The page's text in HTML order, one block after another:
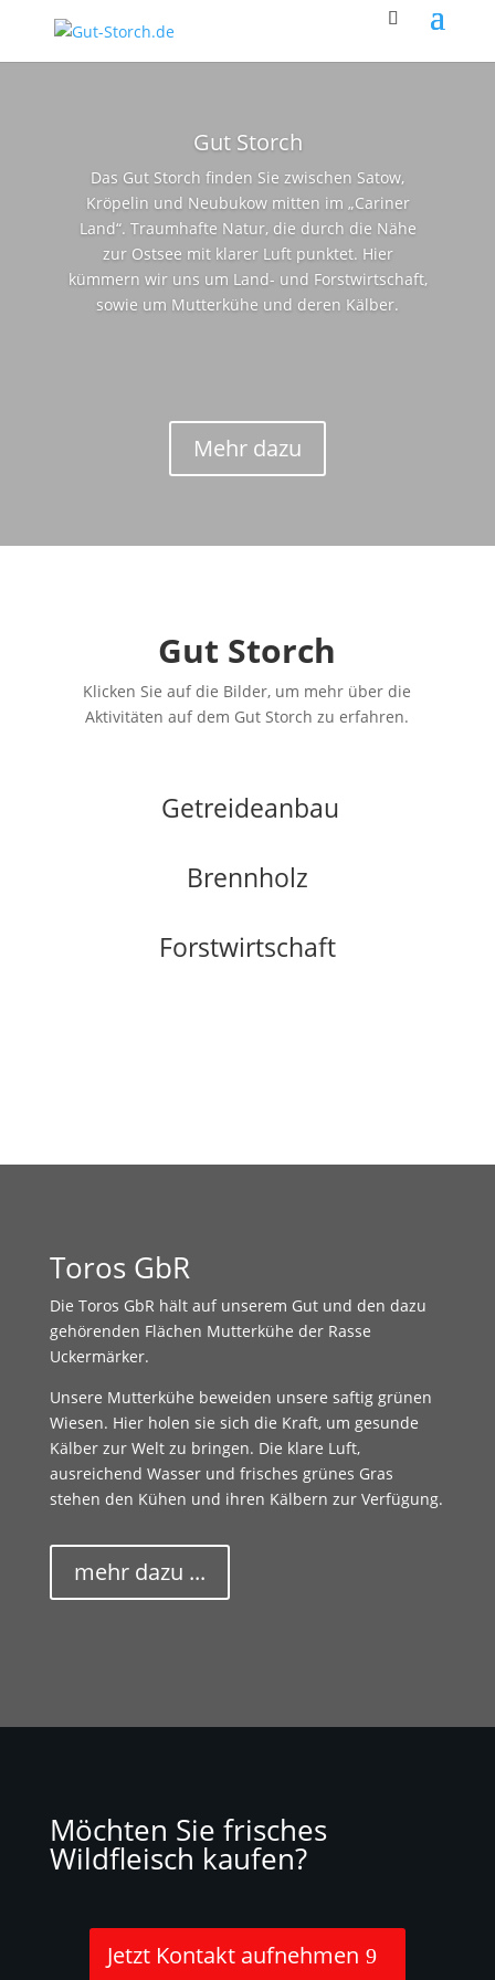
Gut Storch
Das Gut Storch finden Sie zwischen Satow,
Kröpelin und Neubukow mitten im „Cariner
Land“. Traumhafte Natur, die durch die Nähe
zur Ostsee mit klarer Luft punktet. Hier
kümmern wir uns um Land- und Forstwirtschaft,
sowie um Mutterkühe und deren Kälber.
Mehr dazu
Gut Storch
Klicken Sie auf die Bilder, um mehr über die
Aktivitäten auf dem Gut Storch zu erfahren.
Getreideanbau
Brennholz
Forstwirtschaft
Toros GbR
Die Toros GbR hält auf unserem Gut und den dazu
gehörenden Flächen Mutterkühe der Rasse
Uckermärker.
Unsere Mutterkühe beweiden unsere saftig grünen
Wiesen. Hier holen sie sich die Kraft, um gesunde
Kälber zur Welt zu bringen. Die klare Luft,
ausreichend Wasser und frisches grünes Gras
stehen den Kühen und ihren Kälbern zur Verfügung.
mehr dazu ...
Möchten Sie frisches
Wildfleisch kaufen?
Jetzt Kontakt aufnehmen